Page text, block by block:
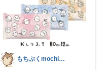
もちぷくmochipuku☘️5日感謝